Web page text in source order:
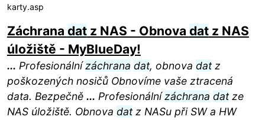
karty.asp
Záchrana datz NAS - Obnova datz NAS
úložiště - MyBlueDay!
... Profesionálnízáchrana dat, obnova datz
poškozených nosičů Obnovíme vaše ztracená
data. Bezpečně ... Profesionálnízáchrana datze
NAS úložiště. Obnova datz NASu při SW a HW